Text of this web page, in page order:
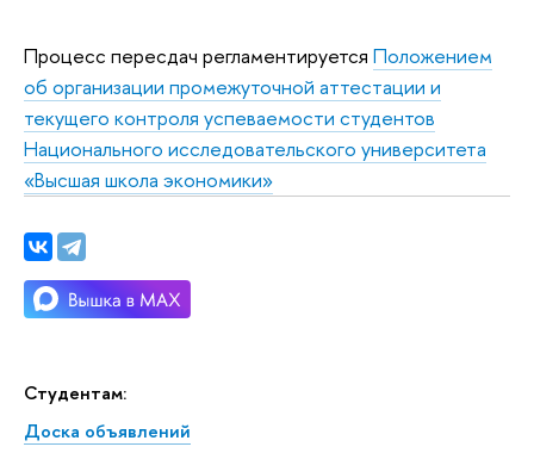
Студентам:
Доска объявлений
Процесс пересдач регламентируется Положением
об организации промежуточной аттестации и
текущего контроля успеваемости студентов
Национального исследовательского университета
«Высшая школа экономики»